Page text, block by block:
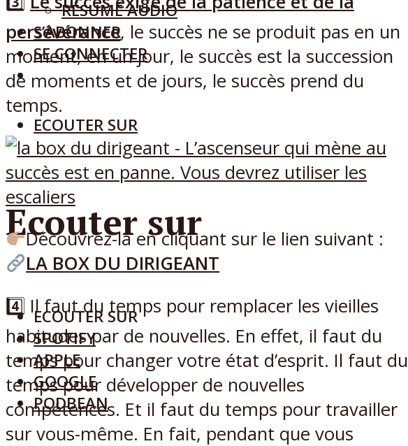
RÉSUMÉ AUDIO
S’ABONNER
SE CONNECTER
ECOUTER SUR
Ecouter sur
ECOUTER SUR
SPOTIFY
APPLE
GOOGLE
PODBEAN
persévérance, le succès ne se produit pas en un
moment, en un jour, le succès est la succession
de moments et de jours, le succès prend du
temps.
Découvrez-la en cliquant sur le lien suivant :
LA BOX DU DIRIGEANT
4️⃣ Il faut du temps pour remplacer les vieilles
habitudes par de nouvelles. En effet, il faut du
temps pour changer votre état d’esprit. Il faut du
temps pour développer de nouvelles
compétences. Et il faut du temps pour travailler
sur vous-même. En fait, pendant que vous